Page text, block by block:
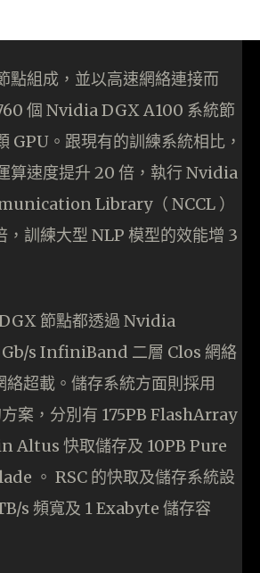
點組成，並以高速網絡連接而
個 Nvidia DGX A100 系統節
GPU。跟現有的訓練系統相比，
算速度提升 20 倍，執行 Nvidia
Library（ NCCL ）
，訓練大型 NLP 模型的效能增 3
節點都透過 Nvidia
s InfiniBand 二層 Clos 網絡
絡超載。儲存系統方面則採用
案，分別有 175PB FlashArray
Altus 快取儲存及 10PB Pure
。 RSC 的快取及儲存系統設
s 頻寬及 1 Exabyte 儲存容